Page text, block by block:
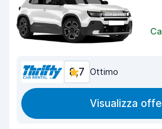
8,7 Ottimo
Visualizza